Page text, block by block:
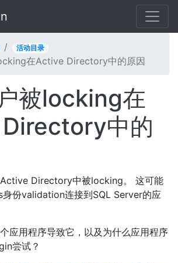
活动目录
在Active Directory中的原因
被locking在
中的
Active Directory中被locking。 这可能
份validation连接到SQL Server的应
应用程序导致它，以及为什么应用程序
尝试？